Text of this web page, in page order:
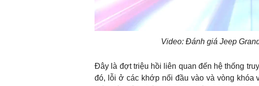
Video: Đánh giá Jeep
Đây là đợt triệu hồi liên quan đến hệ thống
đó, lỗi ở các khớp nối đầu vào và vòng khóa